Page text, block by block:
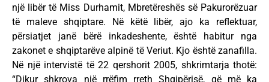
një libër të Miss Durhamit, Mbretëreshës së Pakurorëzuar
të maleve shqiptare. Në këtë libër, ajo ka reflektuar,
përsiatjet janë bërë inkadeshente, është habitur nga
zakonet e shqiptarëve alpinë të Veriut. Kjo është zanafilla.
Në një intervistë të 22 qershorit 2005, shkrimtarja thotë:
“Dikur shkrova një rrëfim rreth Shqipërisë, që më ka